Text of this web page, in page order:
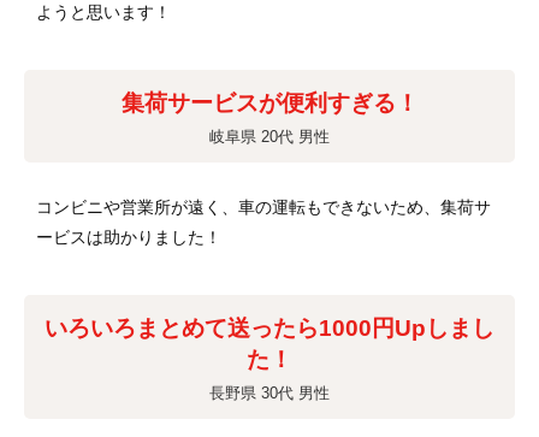
ようと思います！
集荷サービスが便利すぎる！
岐阜県 20代 男性
コンビニや営業所が遠く、車の運転もできないため、集荷サ
ービスは助かりました！
いろいろまとめて送ったら1000円Upしまし
た！
長野県 30代 男性